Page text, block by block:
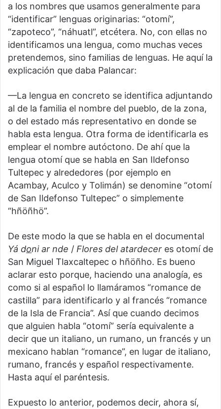
a los nombres que usamos generalmente para
“identificar” lenguas originarias: “otomí”,
“zapoteco”, “náhuatl”, etcétera. No, con ellas no
identificamos una lengua, como muchas veces
pretendemos, sino familias de lenguas. He aquí la
explicación que daba Palancar:
—La lengua en concreto se identifica adjuntando
al de la familia el nombre del pueblo, de la zona,
o del estado más representativo en donde se
habla esta lengua. Otra forma de identificarla es
emplear el nombre autóctono. De ahí que la
lengua otomí que se habla en San Ildefonso
Tultepec y alrededores (por ejemplo en
Acambay, Aculco y Tolimán) se denomine “otomí
de San Ildefonso Tultepec” o simplemente
“hñöñhö”.
De este modo la que se habla en el documental
Yá doni ar nde / Flores del atardecer es otomí de
San Miguel Tlaxcaltepec o hñöñho. Es bueno
aclarar esto porque, haciendo una analogía, es
como si al español lo llamáramos “romance de
castilla” para identificarlo y al francés “romance
de la Isla de Francia”. Así que cuando decimos
que alguien habla “otomí” sería equivalente a
decir que un italiano, un rumano, un francés y un
mexicano hablan “romance”, en lugar de italiano,
rumano, francés y español respectivamente.
Hasta aquí el paréntesis.
Expuesto lo anterior, podemos decir, ahora sí,